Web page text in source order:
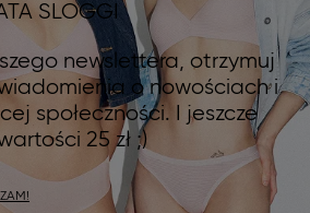
SLOGGI
newslettera, otrzymuj
o nowościach i
społeczności. I jeszcze
25 zł ;)